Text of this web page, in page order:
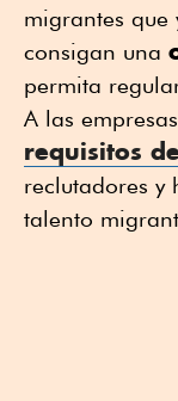
migrantes que
consigan una
permita
A las
requisitos
reclutadores y
talento